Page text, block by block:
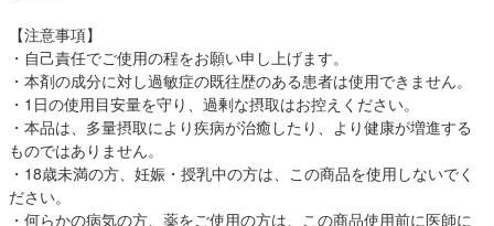
【注意事項】
・自己責任でご使用の程をお願い申し上げます。
・本剤の成分に対し過敏症の既往歴のある患者は使用できません。
・1日の使用目安量を守り、過剰な摂取はお控えください。
・本品は、多量摂取により疾病が治癒したり、より健康が増進する
ものではありません。
・18歳未満の方、妊娠・授乳中の方は、この商品を使用しないでく
ださい。
・何らかの病気の方、薬をご使用の方は、この商品使用前に医師に